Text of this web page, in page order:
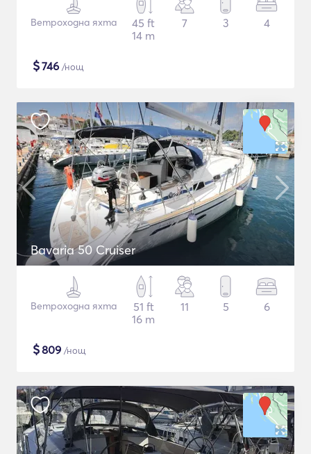
Ветроходна яхта
45 ft
14 m
7 3 4
$746 /нощ
Bavaria 50 Cruiser
Ветроходна яхта
51 ft
16 m
11 5 6
$809 /нощ